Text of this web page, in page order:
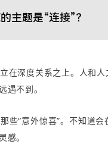
主题是“连接”？
在深度关系之上。人和
遇不到。
些“意外惊喜”。不知道
感。